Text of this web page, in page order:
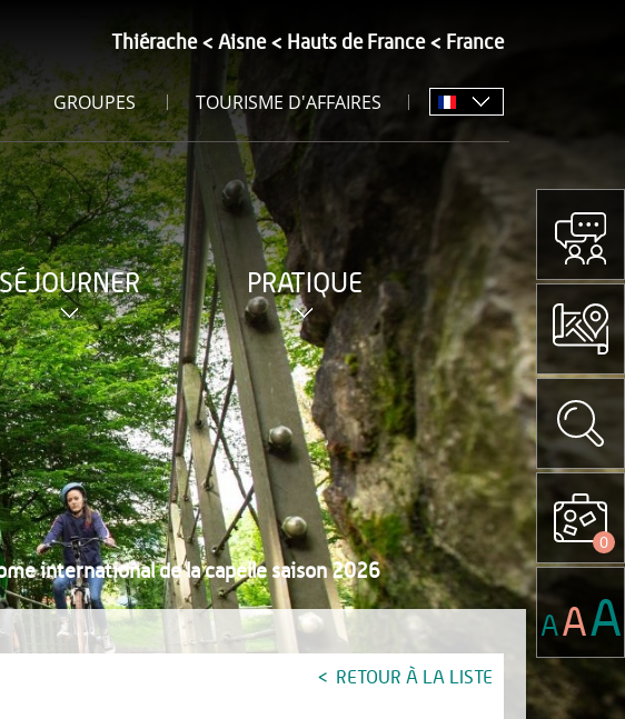
Thiérache Aisne Hauts de France France
GROUPES TOURISME D'AFFAIRES
PRATIQUE
international de la capelle saison 2026
RETOUR À LA LISTE
0
AAA